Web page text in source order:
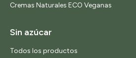
Cremas Naturales ECO Veganas
Sin azúcar
Todos los productos